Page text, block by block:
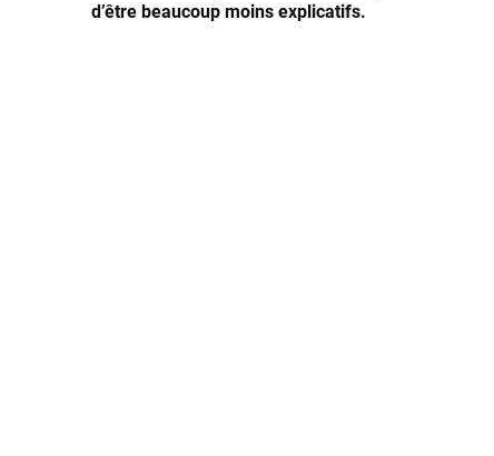
d’être beaucoup moins explicatifs.